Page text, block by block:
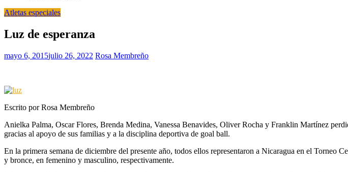
Atletas especiales
Luz de esperanza
mayo 6, 2015julio 26, 2022 Rosa Membreño
Escrito por Rosa Membreño
Anielka Palma, Oscar Flores, Brenda Medina, Vanessa Benavides, Oliver Rocha y Franklin Martínez
gracias al apoyo de sus familias y a la disciplina deportiva de goal ball.
En la primera semana de diciembre del presente año, todos ellos representaron a Nicaragua en el
y bronce, en femenino y masculino, respectivamente.